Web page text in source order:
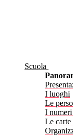
Scuola
I luoghi
Le
I numeri
Le carte